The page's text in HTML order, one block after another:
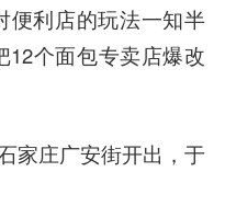
便利店的玩法一知半
个面包专卖店爆改
家庄广安街开出，于